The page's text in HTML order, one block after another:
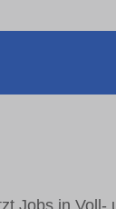
Jobs in Voll-